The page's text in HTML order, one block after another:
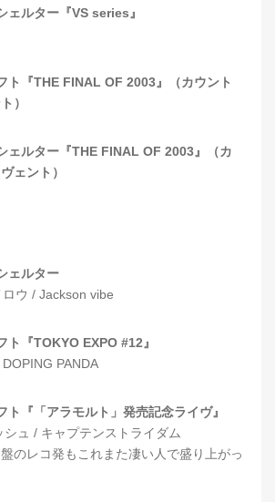
ルター『VS series』
『THE FINAL OF 2003』（カウント
）
ルター『THE FINAL OF 2003』（カ
ェント）
ェルター
ウ / Jackson vibe
『TOKYO EXPO #12』
PANDA
『「アラモルト」発売記念ライヴ』
ュ / キャプテンストライダム
のレコ発もこれまた凄い人で盛り上がっ